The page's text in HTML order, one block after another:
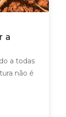
a
a todas
não é